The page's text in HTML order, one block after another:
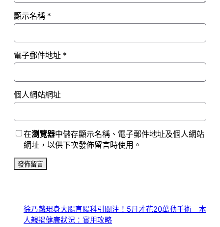
顯示名稱 *
電子郵件地址 *
個人網站網址
在瀏覽器中儲存顯示名稱、電子郵件地址及個人網站
網址，以供下次發佈留言時使用。
徐乃麟現身大腸直腸科引關注！5月才花20萬動手術 本
人親揭健康狀況：實用攻略